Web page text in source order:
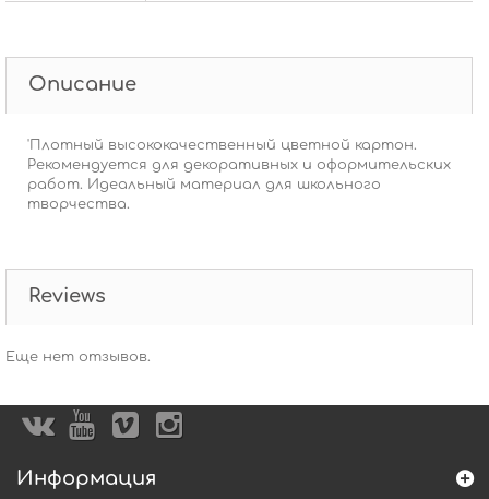
Описание
'Плотный высококачественный цветной картон.
Рекомендуется для декоративных и оформительских
работ. Идеальный материал для школьного
творчества.
Reviews
Еще нет отзывов.
Информация